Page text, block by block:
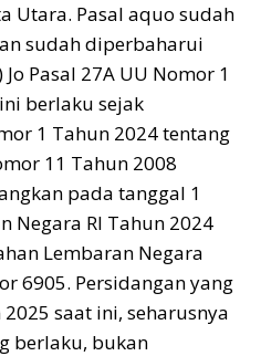
Utara. Pasal aquo sudah
sudah diperbaharui
Pasal 27A UU Nomor 1
berlaku sejak
1 Tahun 2024tentang
11 Tahun 2008
pada tanggal 1
Negara RI Tahun 2024
Lembaran Negara
6905. Persidangan yang
saat ini, seharusnya
berlaku, bukan